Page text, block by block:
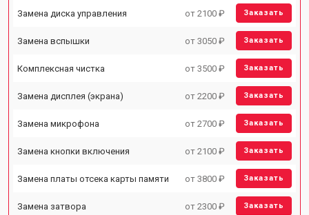
Замена диска управления от 2100 ₽ Заказать
Замена вспышки от 3050 ₽ Заказать
Комплексная чистка от 3500 ₽ Заказать
Замена дисплея (экрана) от 2200 ₽ Заказать
Замена микрофона от 2700 ₽ Заказать
Замена кнопки включения от 2100 ₽ Заказать
Замена платы отсека карты памяти от 3800 ₽ Заказать
Замена затвора от 2300 ₽ Заказать